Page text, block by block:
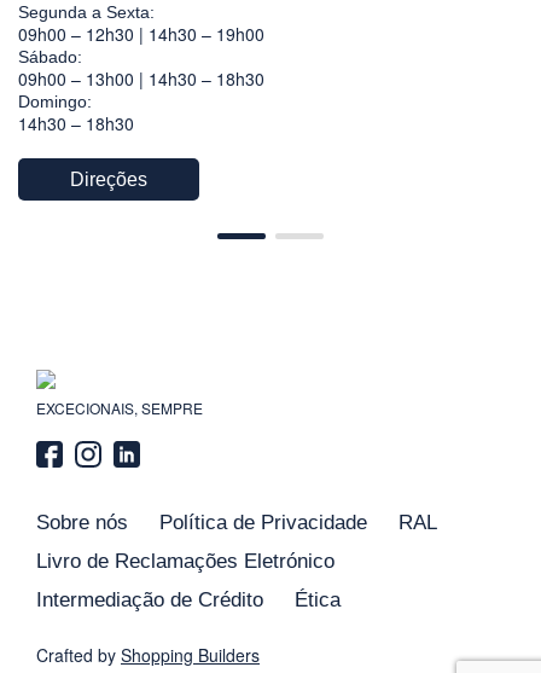
Segunda a Sexta:
09h00 – 12h30 | 14h30 – 19h00
Sábado:
09h00 – 13h00 | 14h30 – 18h30
Domingo:
14h30 – 18h30
Direções
EXCECIONAIS, SEMPRE
Sobre nós Política de Privacidade
RAL
Livro de Reclamações Eletrónico
Intermediação de Crédito
Ética
Crafted by Shopping Builders